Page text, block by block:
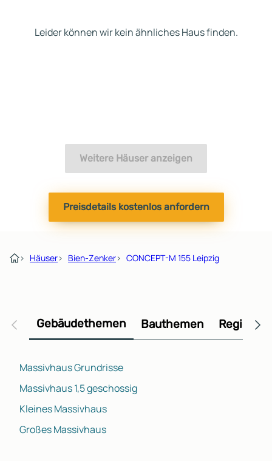
Leider können wir kein ähnliches Haus finden.
Weitere Häuser anzeigen
Preisdetails kostenlos anfordern
› Häuser› Bien-Zenker› CONCEPT-M 155 Leipzig
Gebäudethemen Bauthemen
Massivhaus Grundrisse
Massivhaus 1,5 geschossig
Kleines Massivhaus
Großes Massivhaus